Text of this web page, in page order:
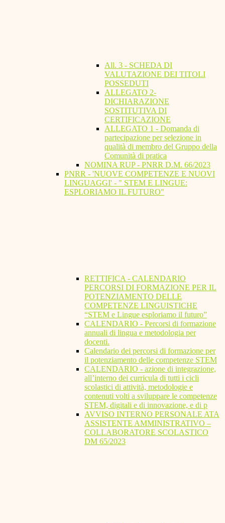
All. 3 - SCHEDA DI
VALUTAZIONE DEI TITOLI
POSSEDUTI
ALLEGATO 2-
DICHIARAZIONE
SOSTITUTIVA DI
CERTIFICAZIONE
ALLEGATO 1 - Domanda di
partecipazione per selezione in
qualità di membro del Gruppo della
Comunità di pratica
NOMINA RUP - PNRR D.M. 66/2023
PNRR - 'NUOVE COMPETENZE E NUOVI
LINGUAGGI' - " STEM E LINGUE:
ESPLORIAMO IL FUTURO"
RETTIFICA - CALENDARIO
PERCORSI DI FORMAZIONE PER IL
POTENZIAMENTO DELLE
COMPETENZE LINGUISTICHE
“STEM e Lingue esploriamo il futuro”
CALENDARIO - Percorsi di formazione
annuali di lingua e metodologia per
docenti.
Calendario dei percorsi di formazione per
il potenziamento delle competenze STEM
CALENDARIO - azione di integrazione,
all’interno dei curricula di tutti i cicli
scolastici di attività, metodologie e
contenuti volti a sviluppare le competenze
STEM, digitali e di innovazione, e di p
AVVISO INTERNO PERSONALE ATA
ASSISTENTE AMMINISTRATIVO –
COLLABORATORE SCOLASTICO
DM 65/2023